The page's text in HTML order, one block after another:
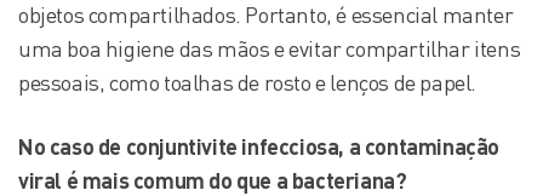
objetos compartilhados. Portanto, é essencial manter
uma boa higiene das mãos e evitar compartilhar itens
pessoais, como toalhas de rosto e lenços de papel.
No caso de conjuntivite infecciosa, a contaminação
viral é mais comum do que a bacteriana?